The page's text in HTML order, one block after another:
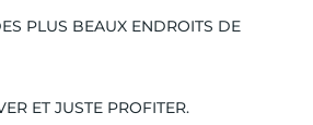
PLUS BEAUX ENDROITS DE
ET JUSTE PROFITER.